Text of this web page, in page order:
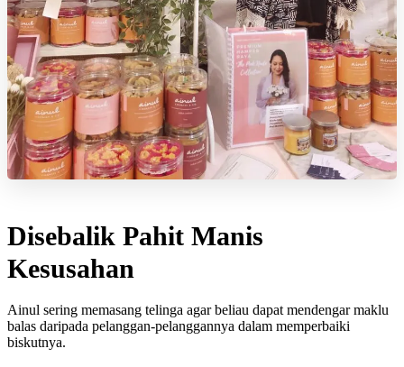
Disebalik Pahit Manis
Kesusahan
Ainul sering memasang telinga agar beliau dapat mendengar maklu
balas daripada pelanggan-pelanggannya dalam memperbaiki
biskutnya.